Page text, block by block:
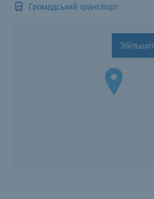
Громадський транспорт